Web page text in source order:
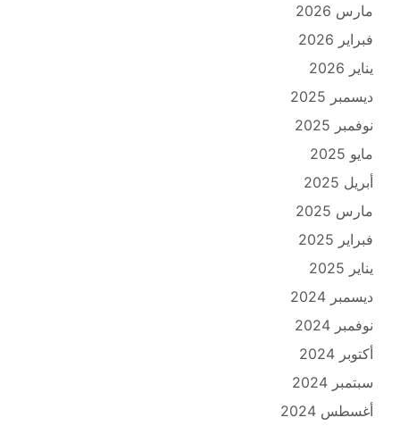
مارس 2026
فبراير 2026
يناير 2026
ديسمبر 2025
نوفمبر 2025
مايو 2025
أبريل 2025
مارس 2025
فبراير 2025
يناير 2025
ديسمبر 2024
نوفمبر 2024
أكتوبر 2024
سبتمبر 2024
أغسطس 2024